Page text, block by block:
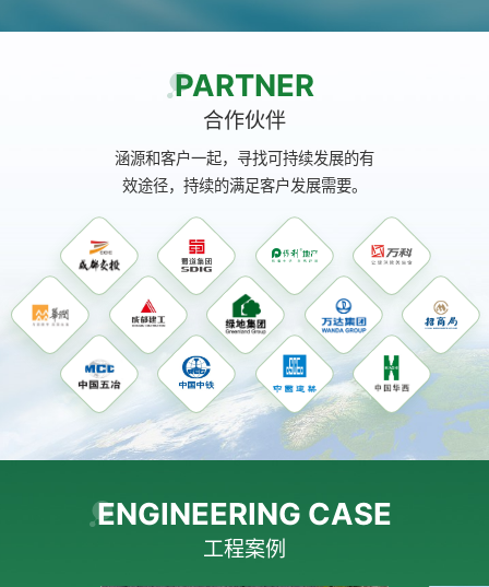
PARTNER
合作伙伴
涵源和客户一起，寻找可持续发展的有
效途径，持续的满足客户发展需要。
ENGINEERING CASE
工程案例